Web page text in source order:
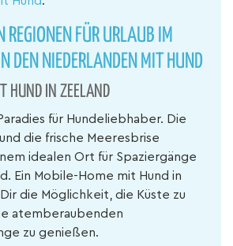
REGIONEN FÜR URLAUB IM
DEN NIEDERLANDEN MIT HUND
HUND IN ZEELAND
für Hundeliebhaber. Die
die frische Meeresbrise
idealen Ort für Spaziergänge
Ein Mobile-Home mit Hund in
die Möglichkeit, die Küste zu
atemberaubenden
zu genießen.